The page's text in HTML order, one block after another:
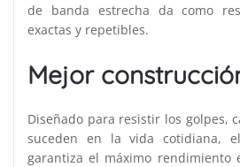
de banda estrecha da como
exactas y repetibles.
Mejor
Diseñado para resistir los golpes,
suceden en la vida cotidiana,
garantiza el máximo rendimiento